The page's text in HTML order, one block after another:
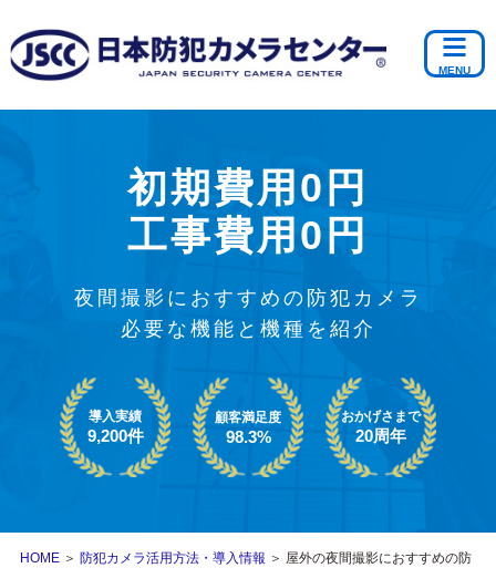
初期費用0円
工事費用0円
夜間撮影におすすめの防犯カメラ
必要な機能と機種を紹介
導入実績
9,200件
顧客満足度
98.3%
おかげさまで
20周年
HOME ＞ 防犯カメラ活用方法・導入情報 ＞ 屋外の夜間撮影におすすめの防